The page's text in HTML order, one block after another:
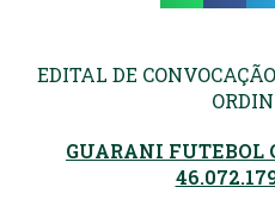
EDITAL DE
GUARANI FUTEBOL